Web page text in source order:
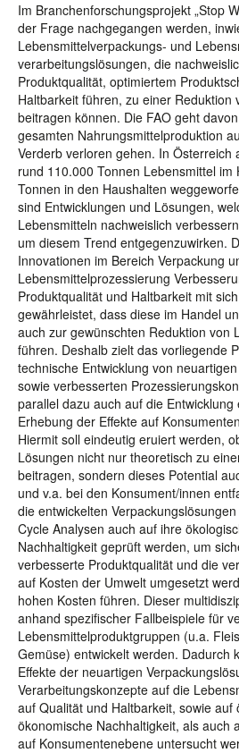
Im Branchenforschungsprojekt „Stop
der Frage nachgegangen werden,
Lebensmittelverpackungs- und
verarbeitungslösungen, die
Produktqualität, optimiertem
Haltbarkeit führen, zu einer Reduktion
beitragen können. Die FAO geht
gesamten Nahrungsmittelproduktion
Verderb verloren gehen. In Österreich
rund 110.000 Tonnen Lebensmittel im
Tonnen in den Haushalten
sind Entwicklungen und Lösungen,
Lebensmitteln nachweislich
um diesem Trend entgegenzuwirken.
Innovationen im Bereich Verpackung
Lebensmittelprozessierung
Produktqualität und Haltbarkeit mit
gewährleistet, dass diese im Handel
auch zur gewünschten Reduktion von
führen. Deshalb zielt das vorliegende
technische Entwicklung von
sowie verbesserten
parallel dazu auch auf die
Erhebung der Effekte auf
Hiermit soll eindeutig eruiert werden,
Lösungen nicht nur theoretisch zu
beitragen, sondern dieses Potential
und v.a. bei den Konsument/innen
die entwickelten
Cycle Analysen auch auf ihre
Nachhaltigkeit geprüft werden, um
verbesserte Produktqualität und die
auf Kosten der Umwelt umgesetzt
hohen Kosten führen. Dieser
anhand spezifischer Fallbeispiele für
Lebensmittelproduktgruppen (u.a.
Gemüse) entwickelt werden. Dadurch
Effekte der neuartigen
Verarbeitungskonzepte auf die
auf Qualität und Haltbarkeit, sowie auf
ökonomische Nachhaltigkeit, als auch
auf Konsumentenebene untersucht